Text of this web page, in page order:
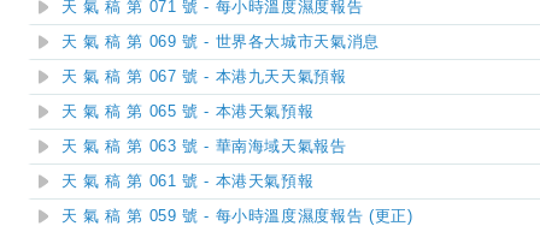
天 氣 稿 第 071 號 - 每小時溫度濕度報告
天 氣 稿 第 069 號 - 世界各大城市天氣消息
天 氣 稿 第 067 號 - 本港九天天氣預報
天 氣 稿 第 065 號 - 本港天氣預報
天 氣 稿 第 063 號 - 華南海域天氣報告
天 氣 稿 第 061 號 - 本港天氣預報
天 氣 稿 第 059 號 - 每小時溫度濕度報告 (更正)